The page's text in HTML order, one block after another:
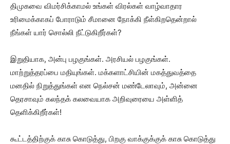
திமுகவை விமர்சிக்காமல் உங்கள் விரல்கள் வாழ்வாதார
உரிமைக்காகப் போராடும் சீமானை நோக்கி நீள்கிறதென்றால்
நீங்கள் யார் சொல்லி நீட்டுகிறீர்கள்?
இறுதியாக, அன்பு பழகுங்கள். அரசியல் பழகுங்கள்.
மாற்றுத்தரப்பை மதியுங்கள். மக்களாட்சியின் மகத்துவத்தை
மனதில் நிறுத்துங்கள் என நெல்சன் மண்டேலாவும், அன்னை
தெரசாவும் கலந்தக் கலவையாக அறிவுரையை அள்ளித்
தெளிக்கிறீர்கள்!
கூட்டத்திற்குக் காசு கொடுத்து, பிறகு வாக்குக்குக் காசு கொடுத்து